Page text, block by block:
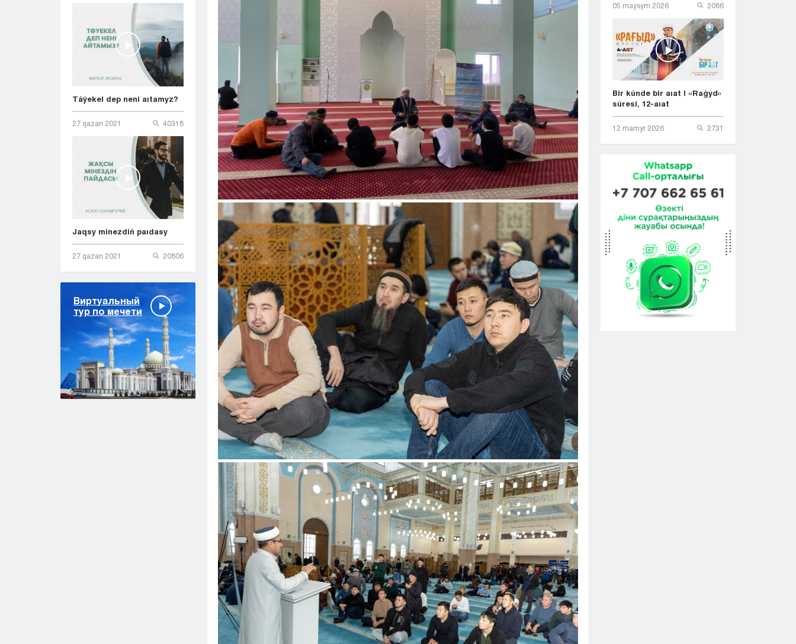
Táýekel dep neni aıtamyz?
27 qazan 2021 40318
Jaqsy minezdiń paıdasy
27 qazan 2021 20806
Виртуальный
тур по мечети
05 maýsym 2026 2086
Bir kúnde bir aıat | «Raǵyd»
súresi, 12-aıat
12 mamyr 2026 2731